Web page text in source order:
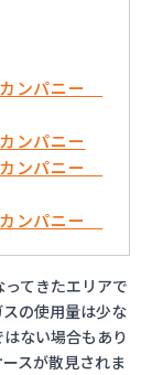
ンパニー
ンパニー
ンパニー
ンパニー
てきたエリアで
の使用量は少な
ない場合もあり
スが散見されま